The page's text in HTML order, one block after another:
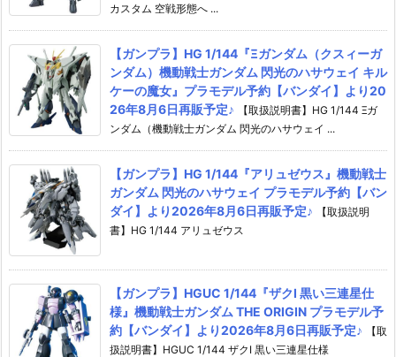
カスタム 空戦形態へ ...
【ガンプラ】HG 1/144『Ξガンダム（クスィーガ
ンダム）機動戦士ガンダム 閃光のハサウェイ キル
ケーの魔女』プラモデル予約【バンダイ】より20
26年8月6日再販予定♪
【取扱説明書】HG 1/144 Ξガ
ンダム（機動戦士ガンダム 閃光のハサウェイ ...
【ガンプラ】HG 1/144『アリュゼウス』機動戦士
ガンダム 閃光のハサウェイ プラモデル予約【バン
ダイ】より2026年8月6日再販予定♪
【取扱説明
書】HG 1/144 アリュゼウス
【ガンプラ】HGUC 1/144『ザクI 黒い三連星仕
様』機動戦士ガンダム THE ORIGIN プラモデル予
約【バンダイ】より2026年8月6日再販予定♪
【取
扱説明書】HGUC 1/144 ザクI 黒い三連星仕様